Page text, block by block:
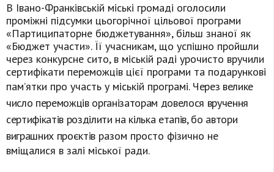
В Івано-Франківській міські громаді оголосили
проміжні підсумки цьогорічної цільової програми
«Партиципаторне бюджетування», більш знаної як
«Бюджет участи». Її учасникам, що успішно пройшли
через конкурсне сито, в міській раді урочисто вручили
сертифікати переможців цієї програми та подарункові
пам’ятки про участь у міській програмі. Через велике
число переможців організаторам довелося вручення
сертифікатів розділити на кілька етапів, бо автори
виграшних проєктів разом просто фізично не
вміщалися в залі міської ради.